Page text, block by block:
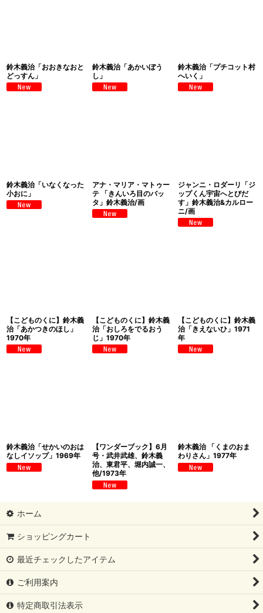
鈴木義治「おおきなおと
どっすん」
鈴木義治「あかいぼう
し」
鈴木義治「プチコット村
へいく」
鈴木義治「いなくなった
小おに」
アナ・マリア・マトゥー
テ 「きんいろ目のバッ
タ」鈴木義治/画
ジャンニ・ロダーリ「ジ
ップくん宇宙へとびだ
す」鈴木義治&カルロー
ニ/画
【こどものくに】鈴木義
治「あかつきのほし」
1970年
【こどものくに】鈴木義
治「おしろをでるおう
じ」1970年
【こどものくに】鈴木義
治「きえないひ」1971
年
鈴木義治「せかいのおは
なしイソップ」1969年
【ワンダーブック】6月
号・武井武雄、鈴木義
治、東君平、堀内誠一、
他/1973年
鈴木義治 「くまのおま
わりさん」1977年
ホーム
ショッピングカート
最近チェックしたアイテム
ご利用案内
特定商取引法表示